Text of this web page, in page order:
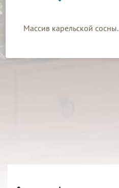
Массив карельской сосны.